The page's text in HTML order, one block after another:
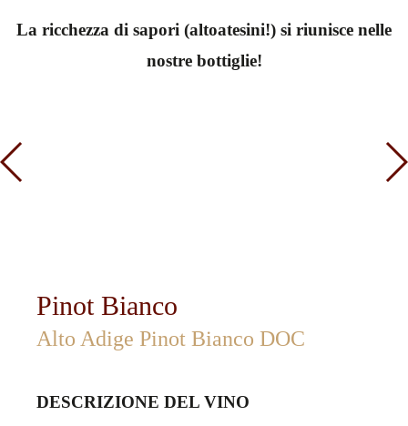
La ricchezza di sapori (altoatesini!) si riunisce nelle
nostre bottiglie!
Pinot Bianco
Alto Adige Pinot Bianco DOC
DESCRIZIONE DEL VINO